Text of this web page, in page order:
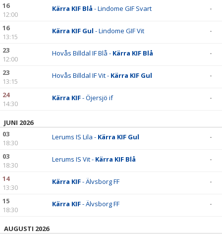
16
12:00
Kärra KIF Blå - Lindome GIF Svart -
16
13:15
Kärra KIF Gul - Lindome GIF Vit -
23
12:00
Hovås Billdal IF Blå - Kärra KIF Blå -
23
13:15
Hovås Billdal IF Vit - Kärra KIF Gul -
24
14:30
Kärra KIF- Öjersjö if -
JUNI 2026
03
18:30
Lerums IS Lila - Kärra KIF Gul -
03
18:30
Lerums IS Vit - Kärra KIF Blå -
14
13:30
Kärra KIF- Älvsborg FF -
15
18:30
Kärra KIF- Älvsborg FF -
AUGUSTI 2026